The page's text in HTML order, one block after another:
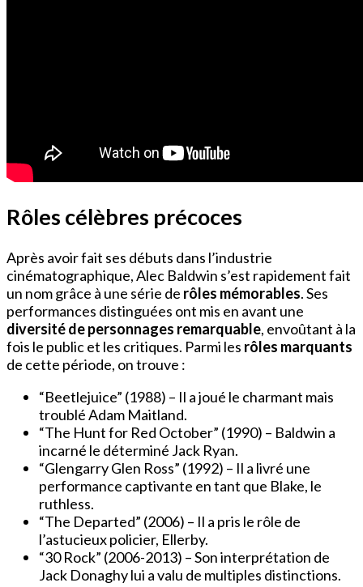
Rôles célèbres précoces
Après avoir fait ses débuts dans l’industrie
cinématographique, Alec Baldwin s’est rapidement fait
un nom grâce à une série de rôles mémorables. Ses
performances distinguées ont mis en avant une
diversité de personnages remarquable, envoûtant à la
fois le public et les critiques. Parmi les rôles marquants
de cette période, on trouve :
“Beetlejuice” (1988) – Il a joué le charmant mais
troublé Adam Maitland.
“The Hunt for Red October” (1990) – Baldwin a
incarné le déterminé Jack Ryan.
“Glengarry Glen Ross” (1992) – Il a livré une
performance captivante en tant que Blake, le
ruthless.
“The Departed” (2006) – Il a pris le rôle de
l’astucieux policier, Ellerby.
“30 Rock” (2006-2013) – Son interprétation de
Jack Donaghy lui a valu de multiples distinctions.